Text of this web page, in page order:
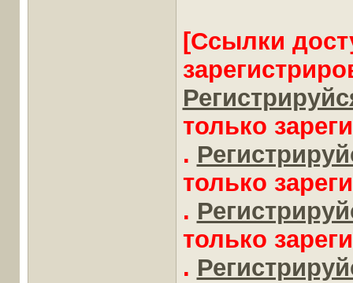
[Ссылки
только
.
только
.
только
.